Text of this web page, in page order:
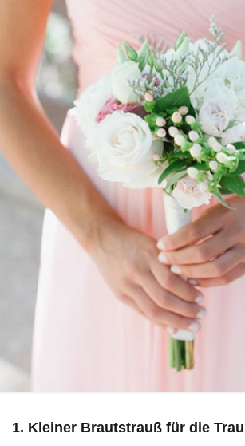
1. Kleiner Brautstrauß für die